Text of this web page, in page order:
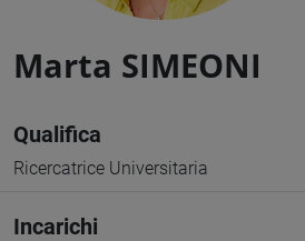
Marta SIMEONI
Qualifica
Ricercatrice Universitaria
Incarichi